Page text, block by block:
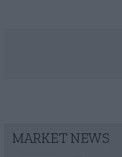
MARKET NEWS